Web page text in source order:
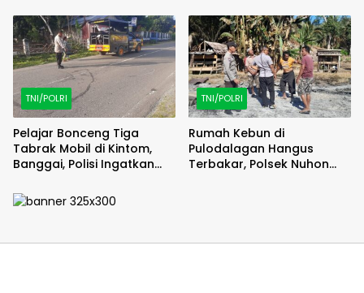
Kondusif
TNI/POLRI
Pelajar Bonceng Tiga
Tabrak Mobil di Kintom,
Banggai, Polisi Ingatkan
TNI/POLRI
Rumah Kebun di
Pulodalagan Hangus
Terbakar, Polsek Nuhon